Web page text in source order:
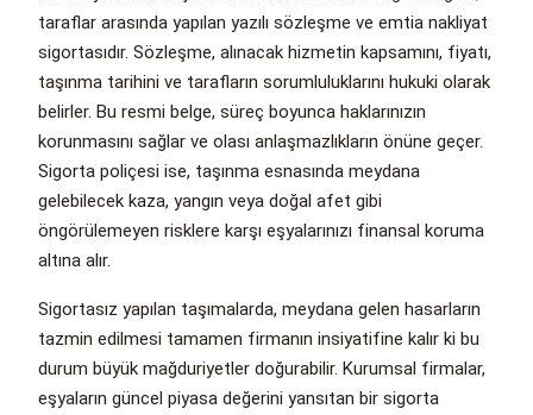
taraflar arasında yapılan yazılı sözleşme ve emtia nakliyat
sigortasıdır. Sözleşme, alınacak hizmetin kapsamını, fiyatı,
taşınma tarihini ve tarafların sorumluluklarını hukuki olarak
belirler. Bu resmi belge, süreç boyunca haklarınızın
korunmasını sağlar ve olası anlaşmazlıkların önüne geçer.
Sigorta poliçesi ise, taşınma esnasında meydana
gelebilecek kaza, yangın veya doğal afet gibi
öngörülemeyen risklere karşı eşyalarınızı finansal koruma
altına alır.
Sigortasız yapılan taşımalarda, meydana gelen hasarların
tazmin edilmesi tamamen firmanın insiyatifine kalır ki bu
durum büyük mağduriyetler doğurabilir. Kurumsal firmalar,
eşyaların güncel piyasa değerini yansıtan bir sigorta